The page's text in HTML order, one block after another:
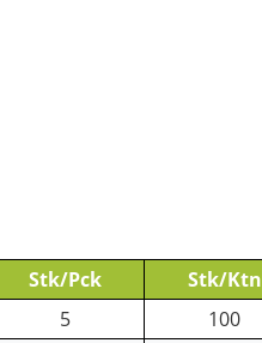
Stk/Pck Stk/Ktn
5 100